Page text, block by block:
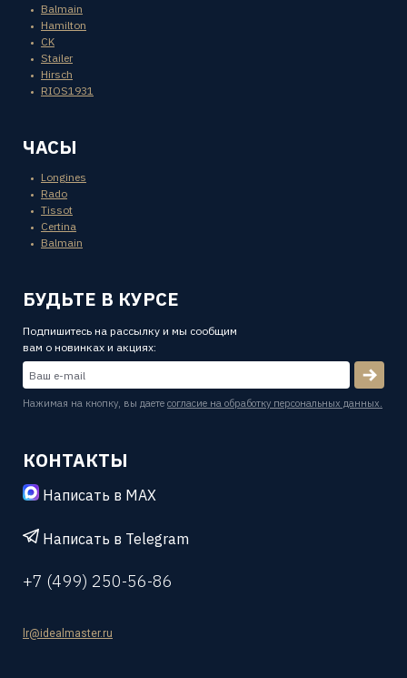
Balmain
Hamilton
CK
Stailer
Hirsch
RIOS1931
ЧАСЫ
Longines
Rado
Tissot
Certina
Balmain
БУДЬТЕ В КУРСЕ
Подпишитесь на рассылку и мы сообщим
вам о новинках и акциях:
Нажимая на кнопку, вы даете согласие на обработку персональных данных.
КОНТАКТЫ
Написать в MAX
Написать в Telegram
+7 (499) 250-56-86
lr@idealmaster.ru